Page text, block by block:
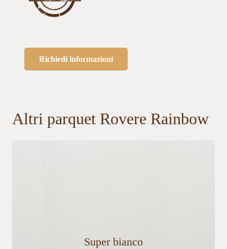
Richiedi informazioni
Altri parquet Rovere Rainbow
Super bianco